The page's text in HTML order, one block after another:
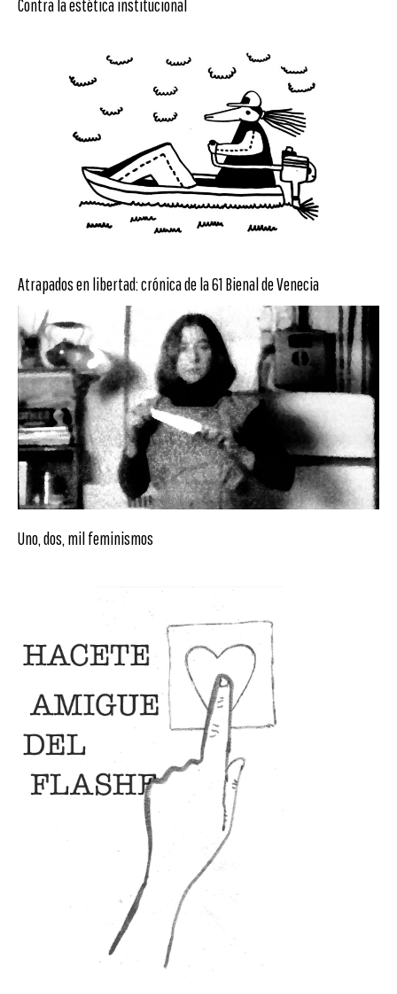
Contra la estética institucional
Atrapados en libertad: crónica de la 61 Bienal de Venecia
Uno, dos, mil feminismos